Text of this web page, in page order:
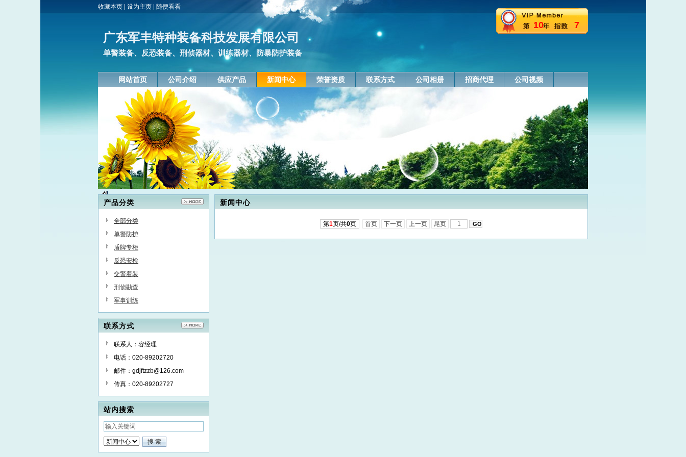
收藏本页 设为主页 随便看看
10 7
广东军丰特种装备科技发展有限公司
单警装备、反恐装备、刑侦器材、训练器材、防暴防护装备
网站首页 公司介绍 供应产品 新闻中心 荣誉资质 联系方式 公司相册 招商代理 公司视频
产品分类
全部分类
单警防护
盾牌专柜
反恐安检
交警着装
刑侦勘查
军事训练
联系方式
联系人：容经理
电话：020-89202720
邮件：gdjftzzb@126.com
传真：020-89202727
站内搜索
新闻中心
第1页/共0页 首页 下一页 上一页 尾页